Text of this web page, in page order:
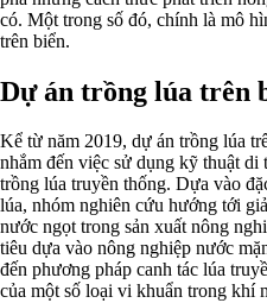
có. Một trong số đó, chính là mô
trên biển.
Dự án trồng lúa trên
Kể từ năm 2019, dự án trồng lúa
nhắm đến việc sử dụng kỹ thuật di
trồng lúa truyền thống. Dựa vào
lúa, nhóm nghiên cứu hướng tới
nước ngọt trong sản xuất nông
tiêu dựa vào nông nghiệp nước
đến phương pháp canh tác lúa
của một số loại vi khuẩn trong khí